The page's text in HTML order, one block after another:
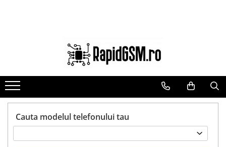
seria J
seria M
seria N(note)
seria S
Cauta modelul telefonului tau